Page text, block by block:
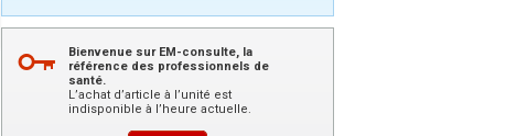
Bienvenue sur EM-consulte, la
référence des professionnels de
santé.
L’achat d’article à l’unité est
indisponible à l’heure actuelle.